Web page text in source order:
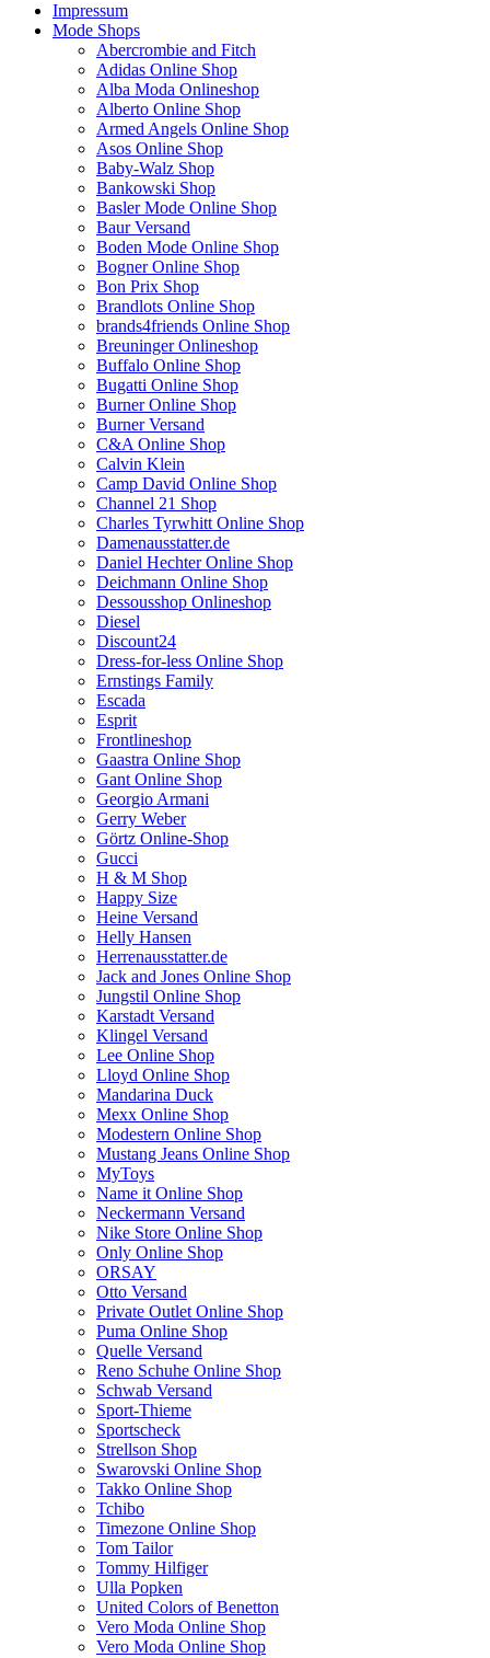
Impressum
Mode Shops
Abercrombie and Fitch
Adidas Online Shop
Alba Moda Onlineshop
Alberto Online Shop
Armed Angels Online Shop
Asos Online Shop
Baby-Walz Shop
Bankowski Shop
Basler Mode Online Shop
Baur Versand
Boden Mode Online Shop
Bogner Online Shop
Bon Prix Shop
Brandlots Online Shop
brands4friends Online Shop
Breuninger Onlineshop
Buffalo Online Shop
Bugatti Online Shop
Burner Online Shop
Burner Versand
C&A Online Shop
Calvin Klein
Camp David Online Shop
Channel 21 Shop
Charles Tyrwhitt Online Shop
Damenausstatter.de
Daniel Hechter Online Shop
Deichmann Online Shop
Dessousshop Onlineshop
Diesel
Discount24
Dress-for-less Online Shop
Ernstings Family
Escada
Esprit
Frontlineshop
Gaastra Online Shop
Gant Online Shop
Georgio Armani
Gerry Weber
Görtz Online-Shop
Gucci
H & M Shop
Happy Size
Heine Versand
Helly Hansen
Herrenausstatter.de
Jack and Jones Online Shop
Jungstil Online Shop
Karstadt Versand
Klingel Versand
Lee Online Shop
Lloyd Online Shop
Mandarina Duck
Mexx Online Shop
Modestern Online Shop
Mustang Jeans Online Shop
MyToys
Name it Online Shop
Neckermann Versand
Nike Store Online Shop
Only Online Shop
ORSAY
Otto Versand
Private Outlet Online Shop
Puma Online Shop
Quelle Versand
Reno Schuhe Online Shop
Schwab Versand
Sport-Thieme
Sportscheck
Strellson Shop
Swarovski Online Shop
Takko Online Shop
Tchibo
Timezone Online Shop
Tom Tailor
Tommy Hilfiger
Ulla Popken
United Colors of Benetton
Vero Moda Online Shop
Vero Moda Online Shop